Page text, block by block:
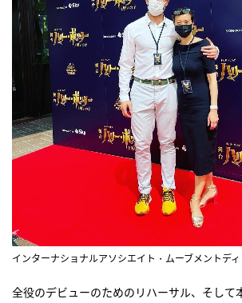
インターナショナルアソシエイト・ムーブメントデ
全役のデビューのためのリハーサル、そして